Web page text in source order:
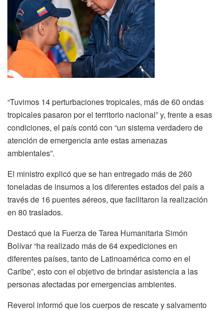
“Tuvimos 14 perturbaciones tropicales, más de 60 ondas
tropicales pasaron por el territorio nacional” y, frente a esas
condiciones, el país contó con “un sistema verdadero de
atención de emergencia ante estas amenazas
ambientales”.
El ministro explicó que se han entregado más de 260
toneladas de insumos a los diferentes estados del país a
través de 16 puentes aéreos, que facilitaron la realización
en 80 traslados.
Destacó que la Fuerza de Tarea Humanitaria Simón
Bolívar “ha realizado más de 64 expediciones en
diferentes países, tanto de Latinoamérica como en el
Caribe”, esto con el objetivo de brindar asistencia a las
personas afectadas por emergencias ambientes.
Reverol informó que los cuerpos de rescate y salvamento